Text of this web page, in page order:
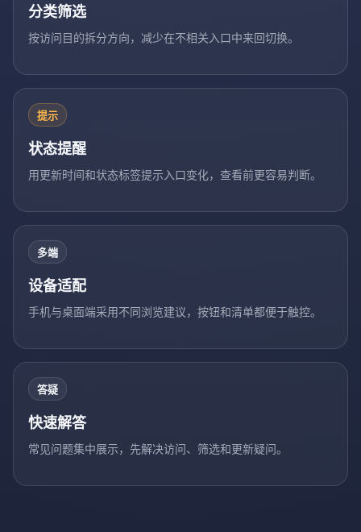
分类筛选
按访问目的拆分方向，减少在不相关入口中来回切换。
提示
状态提醒
用更新时间和状态标签提示入口变化，查看前更容易判断。
多端
设备适配
手机与桌面端采用不同浏览建议，按钮和清单都便于触控。
答疑
快速解答
常见问题集中展示，先解决访问、筛选和更新疑问。